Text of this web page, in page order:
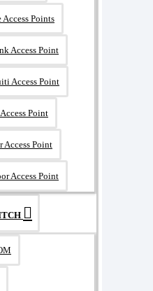
Points
Access Point
Access Point
Point
Access Point
Access Point